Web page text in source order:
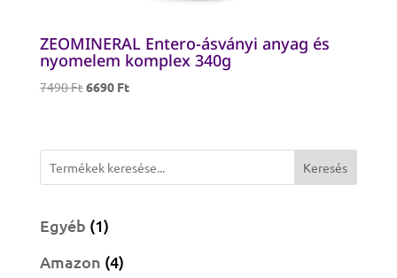
ZEOMINERAL Entero-ásványi anyag és
nyomelem komplex 340g
7490FtOriginal
7490 Ft.
6690 FtCurrent
6690 Ft.
Keresés
Egyéb 11
termék
Amazon 44